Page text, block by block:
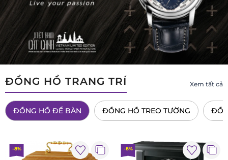
ĐỒNG HỒ TRANG TRÍ Xem tất cả
ĐỒNG HỒ ĐỂ BÀN ĐỒNG HỒ TREO TƯỜNG
-8% -8%